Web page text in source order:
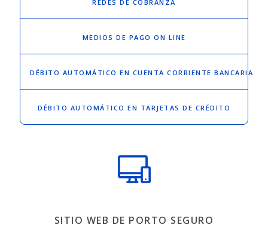
REDES DE COBRANZA
MEDIOS DE PAGO ON LINE
DÉBITO AUTOMÁTICO EN CUENTA CORRIENTE BANCARIA
DÉBITO AUTOMÁTICO EN TARJETAS DE CRÉDITO
SITIO WEB DE PORTO SEGURO